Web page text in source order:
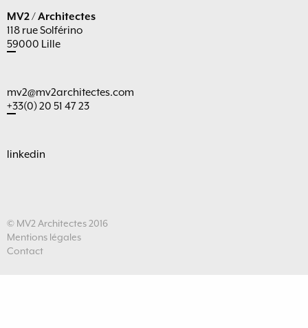
MV2 / Architectes
118 rue Solférino
59000 Lille
mv2@mv2architectes.com
+33(0) 20 51 47 23
linkedin
© MV2 Architectes 2016
Mentions légales
Contact